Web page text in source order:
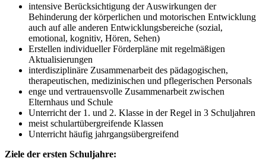
intensive Berücksichtigung der Auswirkungen der
Behinderung der körperlichen und motorischen Entwicklung
auch auf alle anderen Entwicklungsbereiche (sozial,
emotional, kognitiv, Hören, Sehen)
Erstellen individueller Förderpläne mit regelmäßigen
Aktualisierungen
interdisziplinäre Zusammenarbeit des pädagogischen,
therapeutischen, medizinischen und pflegerischen Personals
enge und vertrauensvolle Zusammenarbeit zwischen
Elternhaus und Schule
Unterricht der 1. und 2. Klasse in der Regel in 3 Schuljahren
meist schulartübergreifende Klassen
Unterricht häufig jahrgangsübergreifend
Ziele der ersten Schuljahre: